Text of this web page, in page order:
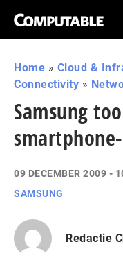
Home » Cloud &
Connectivity »
Samsung
09 DECEMBER 2009 -
SAMSUNG
Redactie